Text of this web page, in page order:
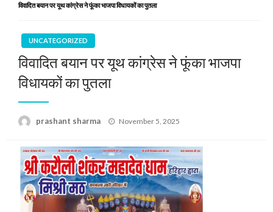
विवादित बयान पर यूथ कांग्रेस ने फूंका भाजपा विधायकों का पुतला
UNCATEGORIZED
विवादित बयान पर यूथ कांग्रेस ने फूंका भाजपा
विधायकों का पुतला
prashant sharma
Posted
November 5, 2025